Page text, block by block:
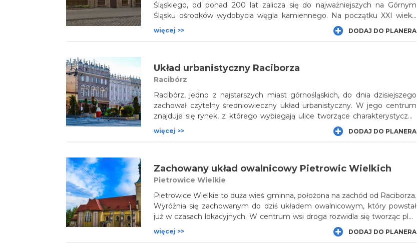
Śląskiego, od ponad 200 lat zalicza się do najważniejszych na Górnym
Śląsku ośrodków wydobycia węgla kamiennego. Na początku XXI wieku
wciąż funkcjonuje tutaj kopalnia „Rydułtowy–Anna”, która wkrótce będzie
fedrować w jednym z najgłębszych szybów w Europie – sięgającym ponad
wagi drobnicowej. W Rydułtowach i okolicy zachowały się także
zabudowania starych szybów.
więcej >> DODAJ DO PLANERA
Układ urbanistyczny Raciborza
Racibórz
Racibórz, jedno z najstarszych miast górnośląskich, do dnia dzisiejszego
zachował czytelny średniowieczny układ urbanistyczny. W jego centrum
znajduje się rynek, z którego wybiegają ulice tworzące charakterystyczną
szachownicę. W 1945 roku raciborskie Stare Miasto uległo prawie
doszczętnemu zniszczeniu, dlatego współczesna zabudowa rynku jest
więcej >> DODAJ DO PLANERA
Zachowany układ owalnicowy Pietrowic Wielkich
Pietrowice Wielkie
Pietrowice Wielkie to duża wieś gminna, położona na zachód od Raciborza.
Wyróżnia się zachowanym do dziś układem owalnicowym, który powstał
już w czasach lokacyjnych. W centrum wsi droga rozwidla się tworząc plac
w kształcie wrzeciona, a gospodarstwa, do których przylegają wstęgi pól,
znajdują się po zewnętrznej jego stronie. We wsi warto zwrócić uwagę
więcej >> DODAJ DO PLANERA